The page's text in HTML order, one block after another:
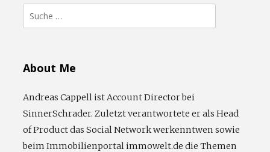
Suche
nach:
About Me
Andreas Cappell ist Account Director bei
SinnerSchrader. Zuletzt verantwortete er als Head
of Product das Social Network werkenntwen sowie
beim Immobilienportal immowelt.de die Themen